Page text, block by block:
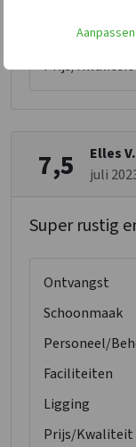
Aanpassen
Ligging
Prijs/Kwaliteit
7,5
Elles V.
juli
Super rustig
Ontvangst
Schoonmaak
Personeel/
Faciliteiten
Ligging
Prijs/Kwaliteit